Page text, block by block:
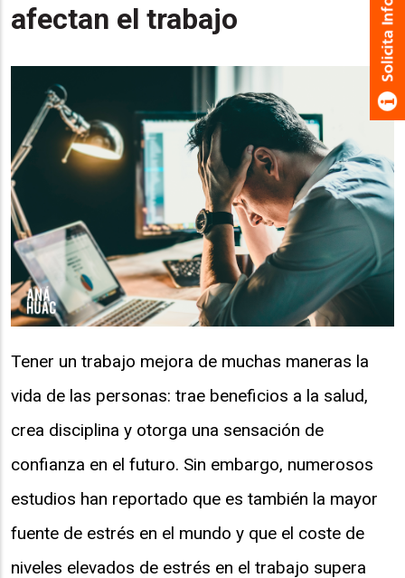
afectan el trabajo
Tener un trabajo mejora de muchas maneras la
vida de las personas: trae beneficios a la salud,
crea disciplina y otorga una sensación de
confianza en el futuro. Sin embargo, numerosos
estudios han reportado que es también la mayor
fuente de estrés en el mundo y que el coste de
niveles elevados de estrés en el trabajo supera